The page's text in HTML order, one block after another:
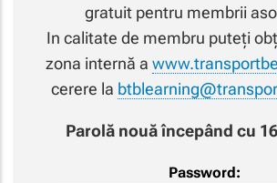
gratuit pentru membrii
In calitate de membru puteți
zona internă a
cerere la
Parolă nouă începând cu
Password: